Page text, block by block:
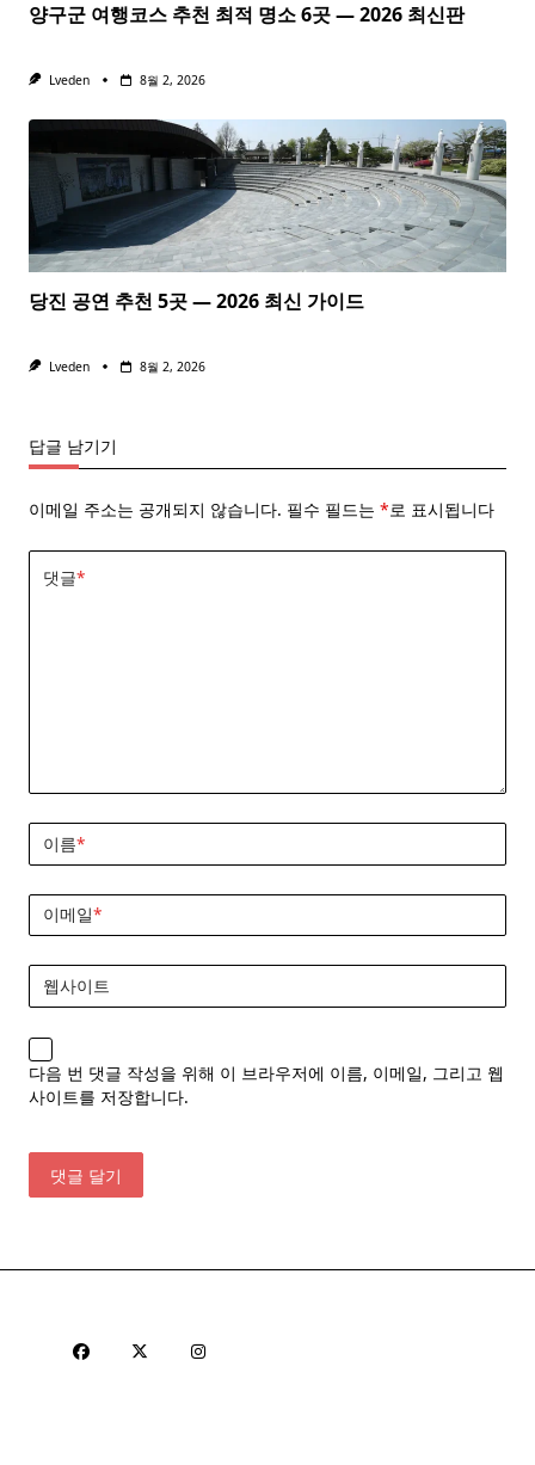
양구군 여행코스 추천 최적 명소 6곳 — 2026 최신판
Lveden 8월 2, 2026
당진 공연 추천 5곳 — 2026 최신 가이드
Lveden 8월 2, 2026
답글 남기기
이메일 주소는 공개되지 않습니다. 필수 필드는 *로 표시됩니다
댓글*
이름*
이메일*
웹사이트
다음 번 댓글 작성을 위해 이 브라우저에 이름, 이메일, 그리고 웹
사이트를 저장합니다.